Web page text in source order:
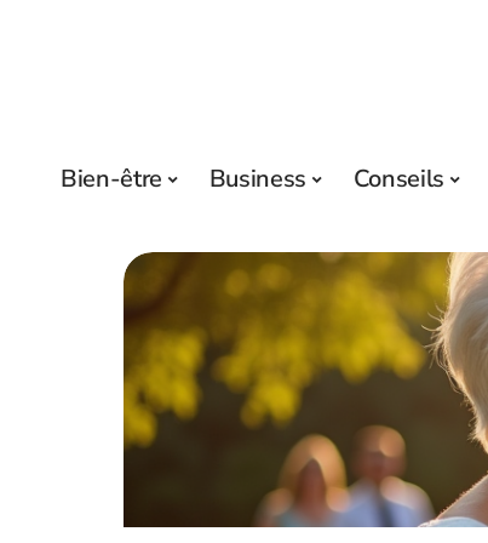
Bien-être Business Conseils